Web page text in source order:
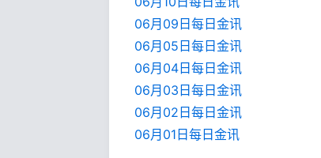
06月09日每日金讯
06月05日每日金讯
06月04日每日金讯
06月03日每日金讯
06月02日每日金讯
06月01日每日金讯